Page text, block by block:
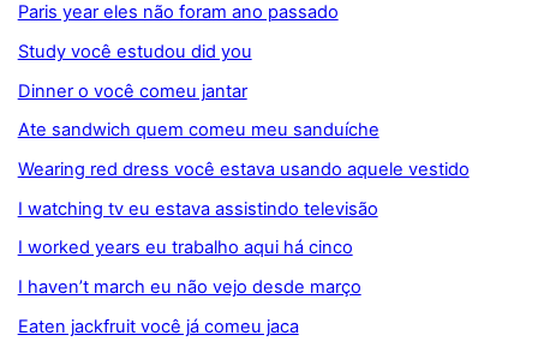
Paris year eles não foram ano passado
Study você estudou did you
Dinner o você comeu jantar
Ate sandwich quem comeu meu sanduíche
Wearing red dress você estava usando aquele vestido
I watching tv eu estava assistindo televisão
I worked years eu trabalho aqui há cinco
I haven’t march eu não vejo desde março
Eaten jackfruit você já comeu jaca